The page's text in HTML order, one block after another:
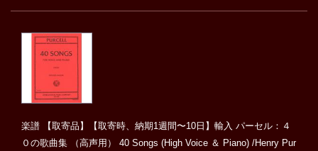
楽譜 【取寄品】【取寄時、納期1週間〜10日】輸入 パーセル：４
０の歌曲集 （高声用） 40 Songs (High Voice ＆ Piano) /Henry Pur